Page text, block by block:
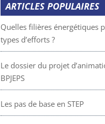
ARTICLES POPULAIRES
Quelles filières énergétiques
types d’efforts ?
Le dossier du projet
BPJEPS
Les pas de base en STEP